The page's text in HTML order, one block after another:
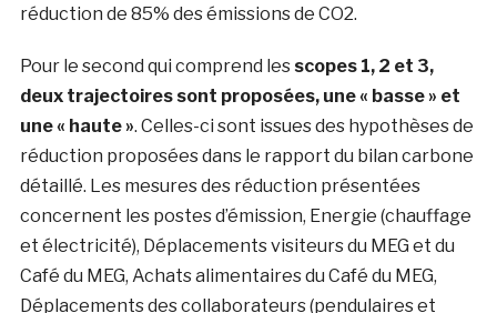
réduction de 85% des émissions de CO2.
Pour le second qui comprend les scopes 1, 2 et 3,
deux trajectoires sont proposées, une « basse » et
une « haute ». Celles-ci sont issues des hypothèses de
réduction proposées dans le rapport du bilan carbone
détaillé. Les mesures des réduction présentées
concernent les postes d’émission, Energie (chauffage
et électricité), Déplacements visiteurs du MEG et du
Café du MEG, Achats alimentaires du Café du MEG,
Déplacements des collaborateurs (pendulaires et